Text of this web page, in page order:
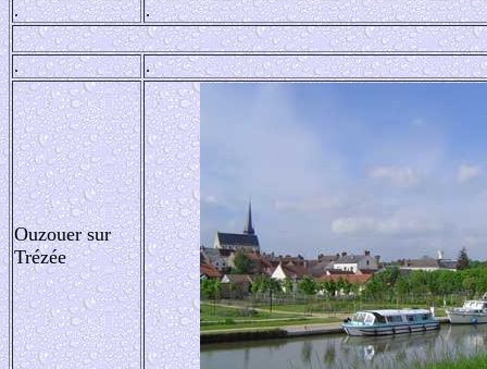
. .
. .
Ouzouer sur
Trézée